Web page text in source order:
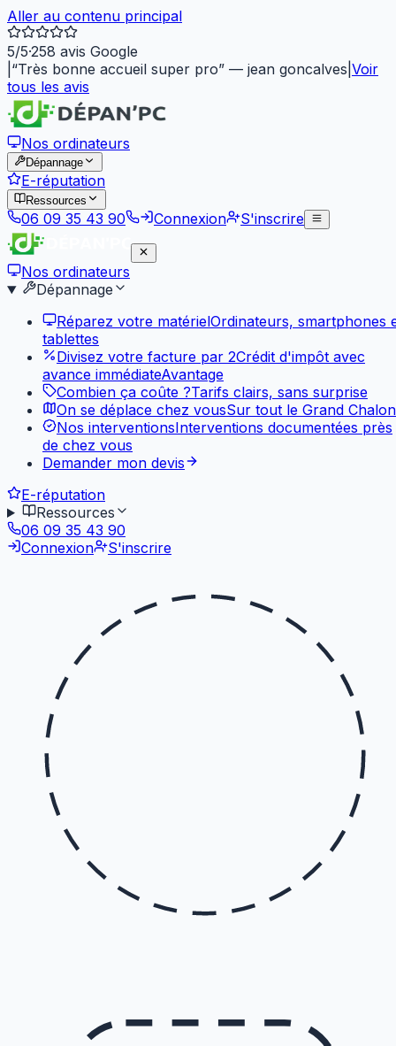
Aller au contenu principal
5/5·258 avis Google
“Très bonne accueil super pro” — jean goncalves Voir
tous les avis
Nos ordinateurs
Dépannage
E-réputation
Ressources
06 09 35 43 90 Connexion S'inscrire
Nos ordinateurs
Dépannage
Réparez votre matérielOrdinateurs, smartphones
tablettes
Divisez votre facture par 2Crédit d'impôt avec
avance immédiateAvantage
Combien ça coûte ?Tarifs clairs, sans surprise
On se déplace chez vousSur tout le Grand Chalon
Nos interventionsInterventions documentées près
de chez vous
Demander mon devis
E-réputation
Ressources
06 09 35 43 90
Connexion
S'inscrire